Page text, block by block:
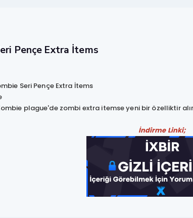
Pençe Extra İtems
Seri Pençe Extra İtems
plague'de zombi extra itemse yeni bir özelliktir
İndirme Linki;